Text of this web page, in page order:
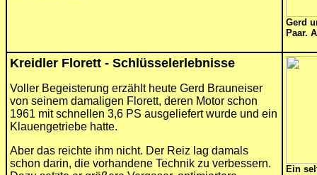
Gerd
Paar.
Kreidler Florett - Schlüsselerlebnisse
Voller Begeisterung erzählt heute Gerd Brauneiser
von seinem damaligen Florett, deren Motor schon
1961 mit schnellen 3,6 PS ausgeliefert wurde und ein
Klauengetriebe hatte.
Aber das reichte ihm nicht. Der Reiz lag damals
schon darin, die vorhandene Technik zu verbessern.
Ein